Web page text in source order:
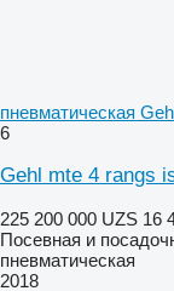
пневматическая
6
Gehl mte 4 rangs
225 200 000 UZS 16
Посевная и
пневматическая
2018